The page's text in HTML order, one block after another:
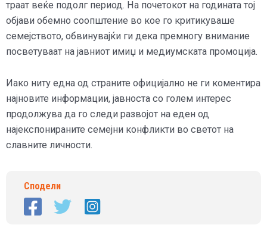
траат веќе подолг период. На почетокот на годината тој
објави обемно соопштение во кое го критикуваше
семејството, обвинувајќи ги дека премногу внимание
посветуваат на јавниот имиџ и медиумската промоција.
Иако ниту една од страните официјално не ги коментира
најновите информации, јавноста со голем интерес
продолжува да го следи развојот на еден од
најекспонираните семејни конфликти во светот на
славните личности.
Сподели